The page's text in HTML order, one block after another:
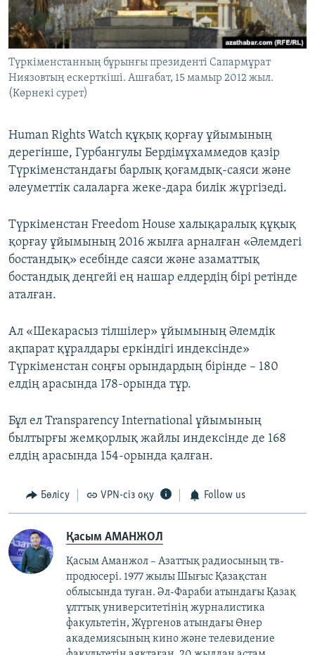
Түркіменстанның бұрынғы президенті Сапармұрат
Ниязовтың ескерткіші. Ашғабат, 15 мамыр 2012 жыл.
(Көрнекі сурет)
Human Rights Watch құқық қорғау ұйымының
дерегінше, Гурбангулы Бердімұхаммедов қазір
Түркіменстандағы барлық қоғамдық-саяси және
әлеуметтік салаларға жеке-дара билік жүргізеді.
Түркіменстан Freedom House халықаралық құқық
қорғау ұйымының 2016 жылға арналған «Әлемдегі
бостандық» есебінде саяси және азаматтық
бостандық деңгейі ең нашар елдердің бірі ретінде
аталған.
Ал «Шекарасыз тілшілер» ұйымының Әлемдік
ақпарат құралдары еркіндігі индексінде»
Түркіменстан соңғы орындардың бірінде – 180
елдің арасында 178-орында тұр.
Бұл ел Transparency International ұйымының
былтырғы жемқорлық жайлы индексінде де 168
елдің арасында 154-орында қалған.
Бөлісу VPN-сіз оқу Follow us
Қасым АМАНЖОЛ
Қасым Аманжол – Азаттық радиосының тв-
продюсері. 1977 жылы Шығыс Қазақстан
облысында туған. Әл-Фараби атындағы Қазақ
ұлттық университетінің журналистика
факультетін, Жүргенов атындағы Өнер
академиясының кино және телевидение